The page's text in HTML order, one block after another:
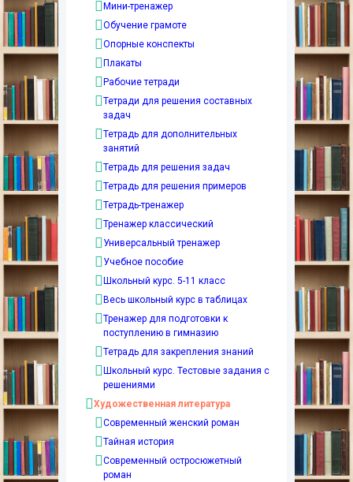
Мини-тренажер
Обучение грамоте
Опорные конспекты
Плакаты
Рабочие тетради
Тетради для решения составных
задач
Тетрадь для дополнительных
занятий
Тетрадь для решения задач
Тетрадь для решения примеров
Тетрадь-тренажер
Тренажер классический
Универсальный тренажер
Учебное пособие
Школьный курс. 5-11 класс
Весь школьный курс в таблицах
Тренажер для подготовки к
поступлению в гимназию
Тетрадь для закрепления знаний
Школьный курс. Тестовые задания с
решениями
Художественная литература
Современный женский роман
Тайная история
Современный остросюжетный
роман